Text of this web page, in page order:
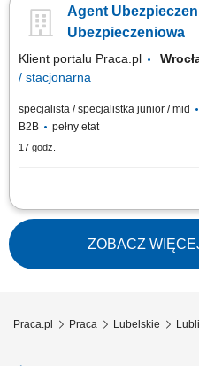
Przygotowywanie ofert i
potrzeb klienta i rekomendowanie
Agent
Ubezpieczeniowa
Klient portalu Praca.pl
/ stacjonarna
specjalista / specjalistka junior / mid
B2B
pełny etat
17 godz.
Budowanie i pozyskiwanie
biznesowych; Analiza potrzeb
ubezpieczeniowych; Prowadzenie
stacjonarnej; Realizacja
zachowaniu wysokiej jakości...
ZOBACZ
Praca.pl Praca Lubelskie